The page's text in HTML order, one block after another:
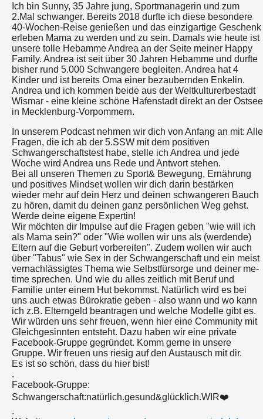
Ich bin Sunny, 35 Jahre jung, Sportmanagerin und zum
2.Mal schwanger. Bereits 2018 durfte ich diese besondere
40-Wochen-Reise genießen und das einzigartige Geschenk
erleben Mama zu werden und zu sein. Damals wie heute ist
unsere tolle Hebamme Andrea an der Seite meiner Happy
Family. Andrea ist seit über 30 Jahren Hebamme und durfte
bisher rund 5.000 Schwangere begleiten. Andrea hat 4
Kinder und ist bereits Oma einer bezaubernden Enkelin.
Andrea und ich kommen beide aus der Weltkulturerbestadt
Wismar - eine kleine schöne Hafenstadt direkt an der Ostsee
in Mecklenburg-Vorpommern.
In unserem Podcast nehmen wir dich von Anfang an mit: Alle
Fragen, die ich ab der 5.SSW mit dem positiven
Schwangerschaftstest habe, stelle ich Andrea und jede
Woche wird Andrea uns Rede und Antwort stehen.
Bei all unseren Themen zu Sport& Bewegung, Ernährung
und positives Mindset wollen wir dich darin bestärken
wieder mehr auf dein Herz und deinen schwangeren Bauch
zu hören, damit du deinen ganz persönlichen Weg gehst.
Werde deine eigene Expertin!
Wir möchten dir Impulse auf die Fragen geben "wie will ich
als Mama sein?" oder "Wie wollen wir uns als (werdende)
Eltern auf die Geburt vorbereiten". Zudem wollen wir auch
über "Tabus" wie Sex in der Schwangerschaft und ein meist
vernachlässigtes Thema wie Selbstfürsorge und deiner me-
time sprechen. Und wie du alles zeitlich mit Beruf und
Familie unter einem Hut bekommst. Natürlich wird es bei
uns auch etwas Bürokratie geben - also wann und wo kann
ich z.B. Elterngeld beantragen und welche Modelle gibt es.
Wir würden uns sehr freuen, wenn hier eine Community mit
Gleichgesinnten entsteht. Dazu haben wir eine private
Facebook-Gruppe gegründet. Komm gerne in unsere
Gruppe. Wir freuen uns riesig auf den Austausch mit dir.
Es ist so schön, dass du hier bist!
.
Facebook-Gruppe:
Schwangerschaft:natürlich.gesund&glücklich.WIR❤️
.